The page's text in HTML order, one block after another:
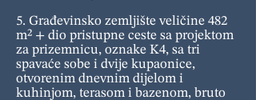
5. Građevinsko zemljište veličine 482
m² + dio pristupne ceste sa projektom
za prizemnicu, oznake K4, sa tri
spavaće sobe i dvije kupaonice,
otvorenim dnevnim dijelom i
kuhinjom, terasom i bazenom, bruto